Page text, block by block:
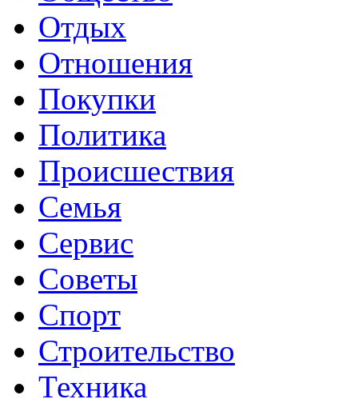
Отдых
Отношения
Покупки
Политика
Происшествия
Семья
Сервис
Советы
Спорт
Строительство
Техника